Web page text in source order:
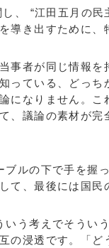
、 “江田五月の民
導き出すために、
者が同じ情報を
っている、どっ
になりません。
、議論の素材が
ルの下で手を握
て、最後には国民
う考えでそうい
の浸透です。「